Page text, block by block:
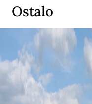
Ostalo